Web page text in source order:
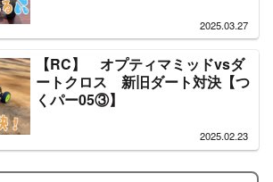
2025.03.27
【RC】 オプティマミッドvsダ
ートクロス 新旧ダート対決【つ
くパー05③】
2025.02.23